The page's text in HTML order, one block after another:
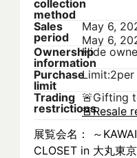
collection
method
Sales
period
May 6,
May 6,
Ownership
information
Hide
Purchase
limit
Trading
restrictions
🚨Gifting
🚨Resale
展覧会名： ～
CLOSET in 大丸東